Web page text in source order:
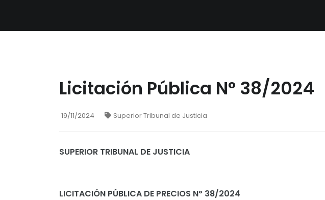
Licitación Pública N° 38/2024
19/11/2024 Superior Tribunal de Justicia
SUPERIOR TRIBUNAL DE JUSTICIA
LICITACIÓN PÚBLICA DE PRECIOS Nº 38/2024